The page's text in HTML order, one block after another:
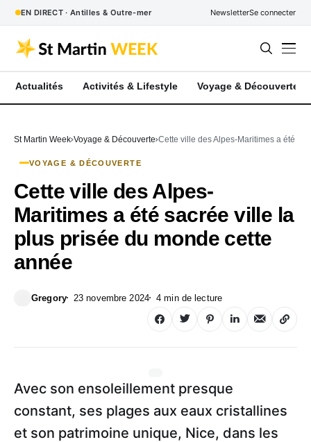
EN DIRECT · Antilles & Outre-mer NewsletterSe connecter
Actualités Activités & Lifestyle Voyage & Découverte
St Martin Week Voyage & Découverte Cette ville des Alpes-Maritimes a été
VOYAGE & DÉCOUVERTE
Cette ville des Alpes-
Maritimes a été sacrée ville la
plus prisée du monde cette
année
Gregory 23 novembre 2024 4 min de lecture
Avec son ensoleillement presque
constant, ses plages aux eaux cristallines
et son patrimoine unique, Nice, dans les